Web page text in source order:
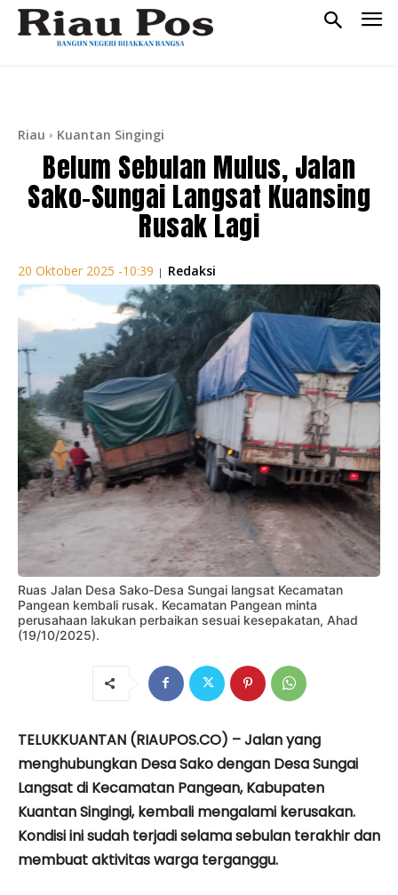
Riau Kuantan Singingi
Belum Sebulan Mulus, Jalan
Sako–Sungai Langsat Kuansing
Rusak Lagi
20 Oktober 2025 -10:39 | Redaksi
Ruas Jalan Desa Sako-Desa Sungai langsat Kecamatan
Pangean kembali rusak. Kecamatan Pangean minta
perusahaan lakukan perbaikan sesuai kesepakatan, Ahad
(19/10/2025).
TELUKKUANTAN (RIAUPOS.CO) – Jalan yang
menghubungkan Desa Sako dengan Desa Sungai
Langsat di Kecamatan Pangean, Kabupaten
Kuantan Singingi, kembali mengalami kerusakan.
Kondisi ini sudah terjadi selama sebulan terakhir dan
membuat aktivitas warga terganggu.